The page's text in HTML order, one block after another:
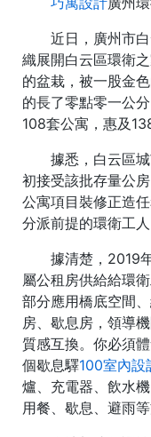
近日，廣州市
織展開白云區環衛
的盆栽，被一股金
的長了零點零一公
108套公寓，惠及
據悉，白云區
初接受該批存量公
公寓項目裝修正造
分派前提的環衛工人
據清楚，2019
屬公租房供給給環
部分應用橋底空間
房、歇息房，領導
質感互換。你必須
個歇息驛100室內設
爐、充電器、飲水
用餐、歇息、避雨